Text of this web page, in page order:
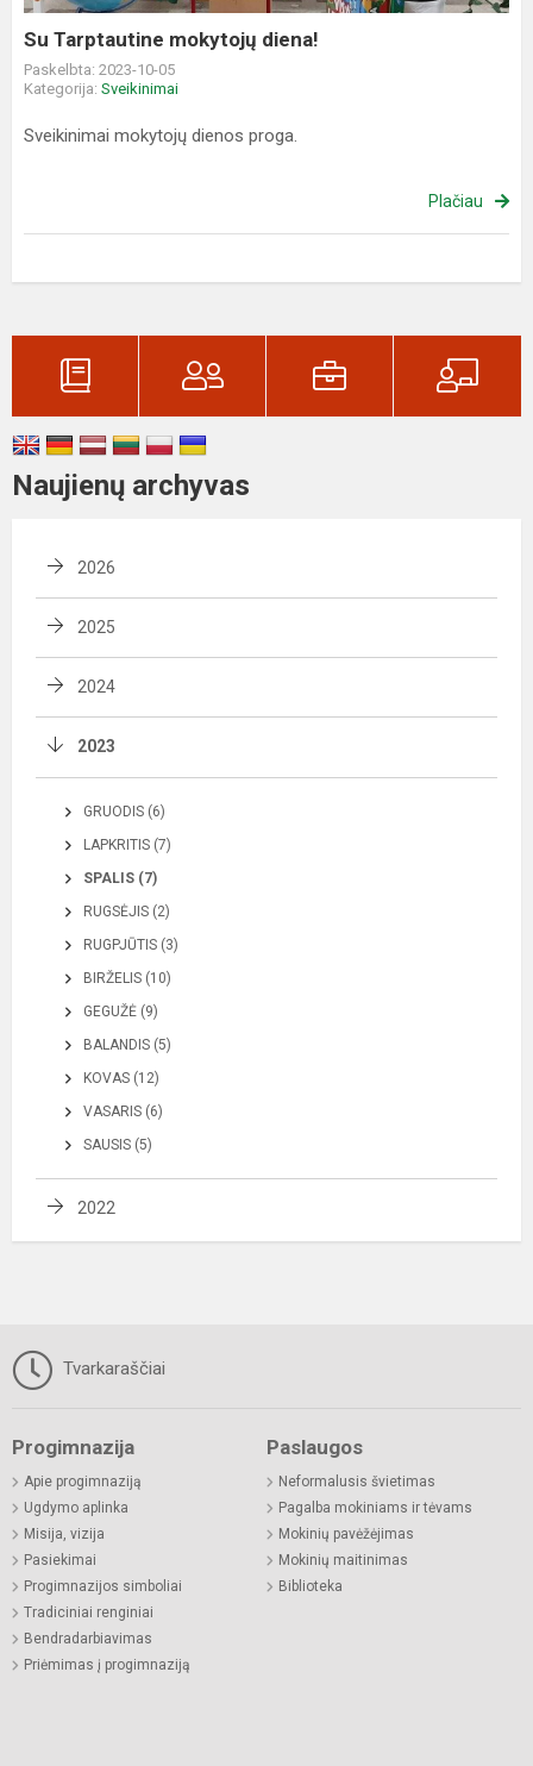
Su Tarptautine mokytojų diena!
Paskelbta: 2023-10-05
Kategorija: Sveikinimai
Sveikinimai mokytojų dienos proga.
Plačiau
Naujienų archyvas
2026
2025
2024
2023
GRUODIS (6)
LAPKRITIS (7)
SPALIS (7)
RUGSĖJIS (2)
RUGPJŪTIS (3)
BIRŽELIS (10)
GEGUŽĖ (9)
BALANDIS (5)
KOVAS (12)
VASARIS (6)
SAUSIS (5)
2022
Tvarkaraščiai
Progimnazija
Apie progimnaziją
Ugdymo aplinka
Misija, vizija
Pasiekimai
Progimnazijos simboliai
Tradiciniai renginiai
Bendradarbiavimas
Priėmimas į progimnaziją
Paslaugos
Neformalusis švietimas
Pagalba mokiniams ir tėvams
Mokinių pavėžėjimas
Mokinių maitinimas
Biblioteka